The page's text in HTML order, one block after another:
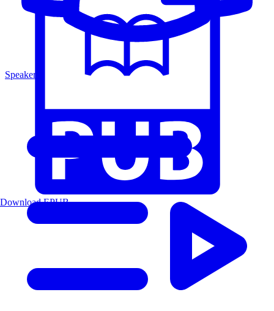
Speakers
Download EPUB